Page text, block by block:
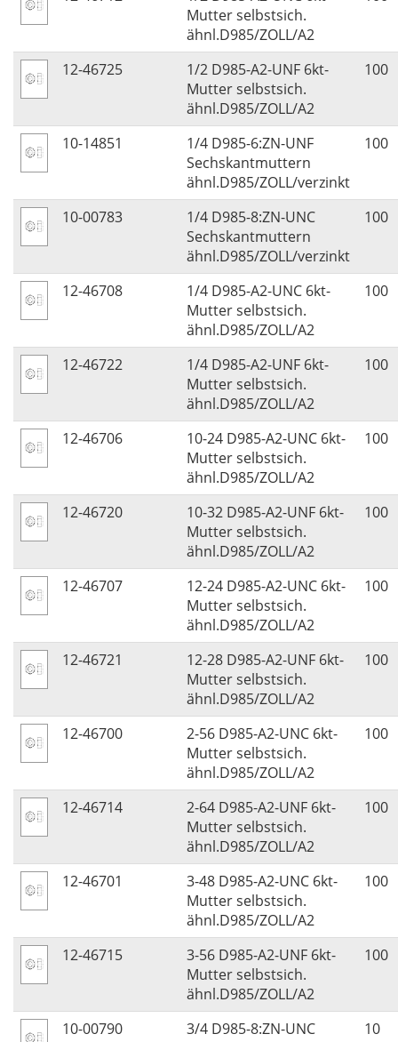
Mutter selbstsich.
ähnl.D985/ZOLL/A2
12-46725
1/2 D985-A2-UNF 6kt-
Mutter selbstsich.
ähnl.D985/ZOLL/A2
100
10-14851
1/4 D985-6:ZN-UNF
Sechskantmuttern
ähnl.D985/ZOLL/verzinkt
100
10-00783
1/4 D985-8:ZN-UNC
Sechskantmuttern
ähnl.D985/ZOLL/verzinkt
100
12-46708
1/4 D985-A2-UNC 6kt-
Mutter selbstsich.
ähnl.D985/ZOLL/A2
100
12-46722
1/4 D985-A2-UNF 6kt-
Mutter selbstsich.
ähnl.D985/ZOLL/A2
100
12-46706
10-24 D985-A2-UNC 6kt-
Mutter selbstsich.
ähnl.D985/ZOLL/A2
100
12-46720
10-32 D985-A2-UNF 6kt-
Mutter selbstsich.
ähnl.D985/ZOLL/A2
100
12-46707
12-24 D985-A2-UNC 6kt-
Mutter selbstsich.
ähnl.D985/ZOLL/A2
100
12-46721
12-28 D985-A2-UNF 6kt-
Mutter selbstsich.
ähnl.D985/ZOLL/A2
100
12-46700
2-56 D985-A2-UNC 6kt-
Mutter selbstsich.
ähnl.D985/ZOLL/A2
100
12-46714
2-64 D985-A2-UNF 6kt-
Mutter selbstsich.
ähnl.D985/ZOLL/A2
100
12-46701
3-48 D985-A2-UNC 6kt-
Mutter selbstsich.
ähnl.D985/ZOLL/A2
100
12-46715
3-56 D985-A2-UNF 6kt-
Mutter selbstsich.
ähnl.D985/ZOLL/A2
100
10-00790
3/4 D985-8:ZN-UNC
10